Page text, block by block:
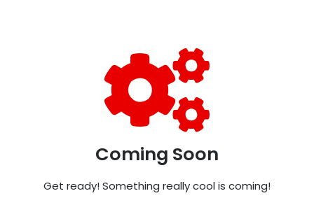
Coming Soon
Get ready! Something really cool is coming!